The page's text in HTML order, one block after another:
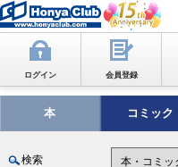
ログイン 会員登録
本 コミック
検索